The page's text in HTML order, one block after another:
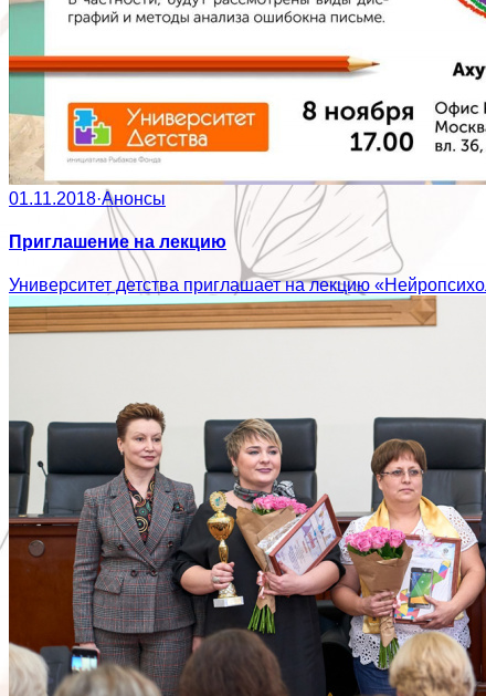
01.11.2018·Анонсы
Приглашение на лекцию
Университет детства приглашает на лекцию